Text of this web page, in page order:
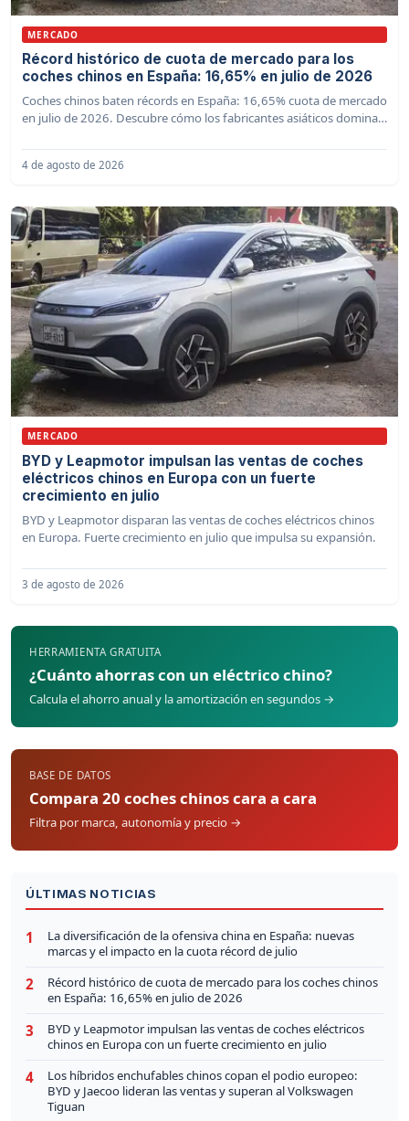
MERCADO
Récord histórico de cuota de mercado para los
coches chinos en España: 16,65% en julio de 2026
Coches chinos baten récords en España: 16,65% cuota de mercado
en julio de 2026. Descubre cómo los fabricantes asiáticos dominan
4 de agosto de 2026
MERCADO
BYD y Leapmotor impulsan las ventas de coches
eléctricos chinos en Europa con un fuerte
crecimiento en julio
BYD y Leapmotor disparan las ventas de coches eléctricos chinos
en Europa. Fuerte crecimiento en julio que impulsa su expansión.
3 de agosto de 2026
HERRAMIENTA GRATUITA
¿Cuánto ahorras con un eléctrico chino?
Calcula el ahorro anual y la amortización en segundos →
BASE DE DATOS
Compara 20 coches chinos cara a cara
Filtra por marca, autonomía y precio →
ÚLTIMAS NOTICIAS
1
La diversificación de la ofensiva china en España: nuevas
marcas y el impacto en la cuota récord de julio
2
Récord histórico de cuota de mercado para los coches chinos
en España: 16,65% en julio de 2026
3
BYD y Leapmotor impulsan las ventas de coches eléctricos
chinos en Europa con un fuerte crecimiento en julio
4
Los híbridos enchufables chinos copan el podio europeo:
BYD y Jaecoo lideran las ventas y superan al Volkswagen
Tiguan